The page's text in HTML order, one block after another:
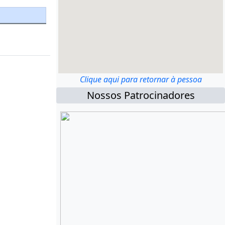
Clique aqui para retornar à pessoa
Nossos Patrocinadores